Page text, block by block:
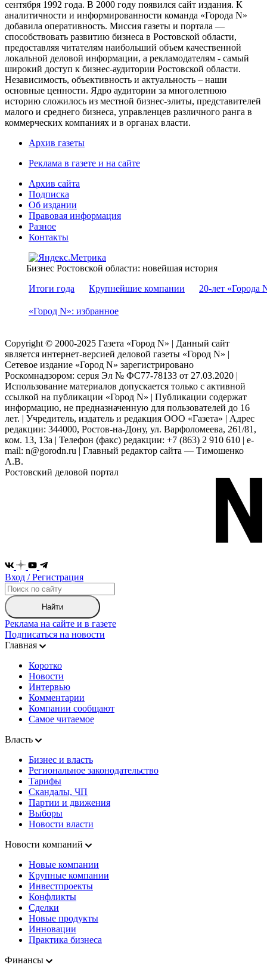
сентября 1992 года. В 2000 году появился сайт издания. К
аналитичности и информированности команда «Города N»
добавила оперативность. Миссия газеты и портала —
способствовать развитию бизнеса в Ростовской области,
предоставляя читателям наибольший объем качественной
локальной деловой информации, а рекламодателям - самый
широкий доступ к бизнес-аудитории Ростовской области.
Независимость, объективность и актуальность – наши
основные ценности. Ядро аудитории за многолетнюю
историю сложилось из местной бизнес-элиты, представителей
малого и среднего бизнеса, управленцев различного ранга в
коммерческих компаниях и в органах власти.
Архив газеты
Реклама в газете и на сайте
Архив сайта
Подписка
Об издании
Правовая информация
Разное
Контакты
Бизнес Ростовской области: новейшая история
Итоги года
Крупнейшие компании 20-лет «Города
«Город N»: избранное
Copyright © 2000-2025 Газета «Город N» | Данный сайт
является интернет-версией деловой газеты «Город N» |
Сетевое издание «Город N» зарегистрировано
Роскомнадзором: серuя Эл № ФС77-78133 от 27.03.2020 |
Использование материалов допускается только с активной
ссылкой на публикации «Город N» | Публикации содержат
информацию, не предназначенную для пользователей до 16
лет. | Учредитель, издатель и редакция ООО «Газета» | Адрес
редакции: 344000, Ростов-на-Дону, ул. Варфоломеева, 261/81,
ком. 13, 13а | Телефон (факс) редакции: +7 (863) 2 910 610 | e-
mail: n@gorodn.ru | Главный редактор сайта — Тимошенко
А.В.
Ростовский деловой портал
Вход / Регистрация
Найти
Реклама на сайте и в газете
Подписаться на новости
Главная
Коротко
Новости
Интервью
Комментарии
Компании сообщают
Самое читаемое
Власть
Бизнес и власть
Региональное законодательство
Тарифы
Скандалы, ЧП
Партии и движения
Выборы
Новости власти
Новости компаний
Новые компании
Крупные компании
Инвестпроекты
Конфликты
Сделки
Новые продукты
Инновации
Практика бизнеса
Финансы